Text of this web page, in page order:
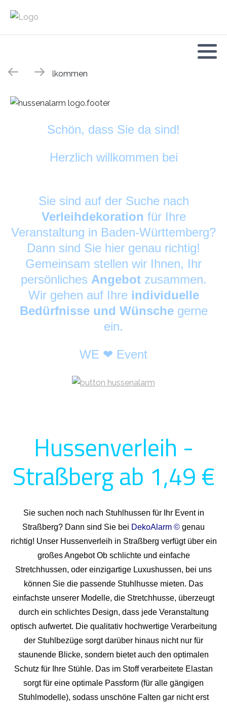
Schön, dass Sie da sind!
Herzlich willkommen bei
Sie sind auf der Suche nach
Verleihdekoration für Ihre
Veranstaltung in Baden-Württemberg?
Dann sind Sie hier genau richtig!
Gemeinsam stellen wir Ihnen, Ihr
persönliches Angebot zusammen.
Wir gehen auf Ihre individuelle
Bedürfnisse und Wünschegerne
ein.
WE ❤ Event
Hussenverleih -
Straßberg ab 1,49 €
Sie suchen noch nach Stuhlhussen für Ihr Event in
Straßberg? Dann sind Sie bei DekoAlarm © genau
richtig! Unser Hussenverleih in Straßberg verfügt über ein
großes Angebot Ob schlichte und einfache
Stretchhussen, oder einzigartige Luxushussen, bei uns
können Sie die passende Stuhlhusse mieten. Das
einfachste unserer Modelle, die Stretchhusse, überzeugt
durch ein schlichtes Design, dass jede Veranstaltung
optisch aufwertet. Die qualitativ hochwertige Verarbeitung
der Stuhlbezüge sorgt darüber hinaus nicht nur für
staunende Blicke, sondern bietet auch den optimalen
Schutz für Ihre Stühle. Das im Stoff verarbeitete Elastan
sorgt für eine optimale Passform (für alle gängigen
Stuhlmodelle), sodass unschöne Falten gar nicht erst